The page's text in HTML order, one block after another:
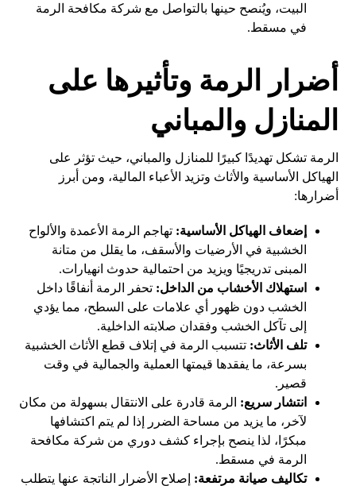
البيت، ويُنصح حينها بالتواصل مع شركة مكافحة الرمة
في مسقط.
أضرار الرمة وتأثيرها على
المنازل والمباني
الرمة تشكل تهديدًا كبيرًا للمنازل والمباني، حيث تؤثر على
الهياكل الأساسية والأثاث وتزيد الأعباء المالية، ومن أبرز
أضرارها:
إضعاف الهياكل الأساسية: تهاجم الرمة الأعمدة والألواح
الخشبية في الأرضيات والأسقف، ما يقلل من متانة
المبنى تدريجيًا ويزيد من احتمالية حدوث انهيارات.
استهلاك الأخشاب من الداخل: تحفر الرمة أنفاقًا داخل
الخشب دون ظهور أي علامات على السطح، مما يؤدي
إلى تآكل الخشب وفقدان صلابته الداخلية.
تلف الأثاث: تتسبب الرمة في إتلاف قطع الأثاث الخشبية
بسرعة، ما يفقدها قيمتها العملية والجمالية في وقت
قصير.
انتشار سريع: الرمة قادرة على الانتقال بسهولة من مكان
لآخر، ما يزيد من مساحة الضرر إذا لم يتم اكتشافها
مبكرًا، لذا ينصح بإجراء كشف دوري من شركة مكافحة
الرمة في مسقط.
تكاليف صيانة مرتفعة: إصلاح الأضرار الناتجة عنها يتطلب